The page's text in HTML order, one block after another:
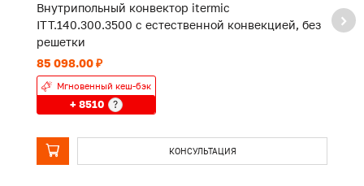
Внутрипольный конвектор itermic
ITT.140.300.3500 с естественной конвекцией, без
решетки
85 098.00 ₽
Мгновенный кеш-бэк
+ 8510 ?
КОНСУЛЬТАЦИЯ